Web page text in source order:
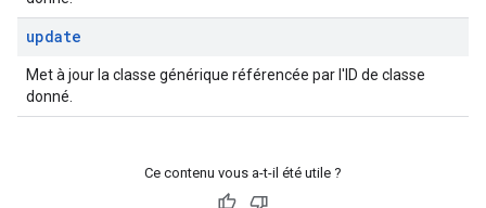
update
Met à jour la classe générique référencée par l'ID de classe
donné.
Ce contenu vous a-t-il été utile ?